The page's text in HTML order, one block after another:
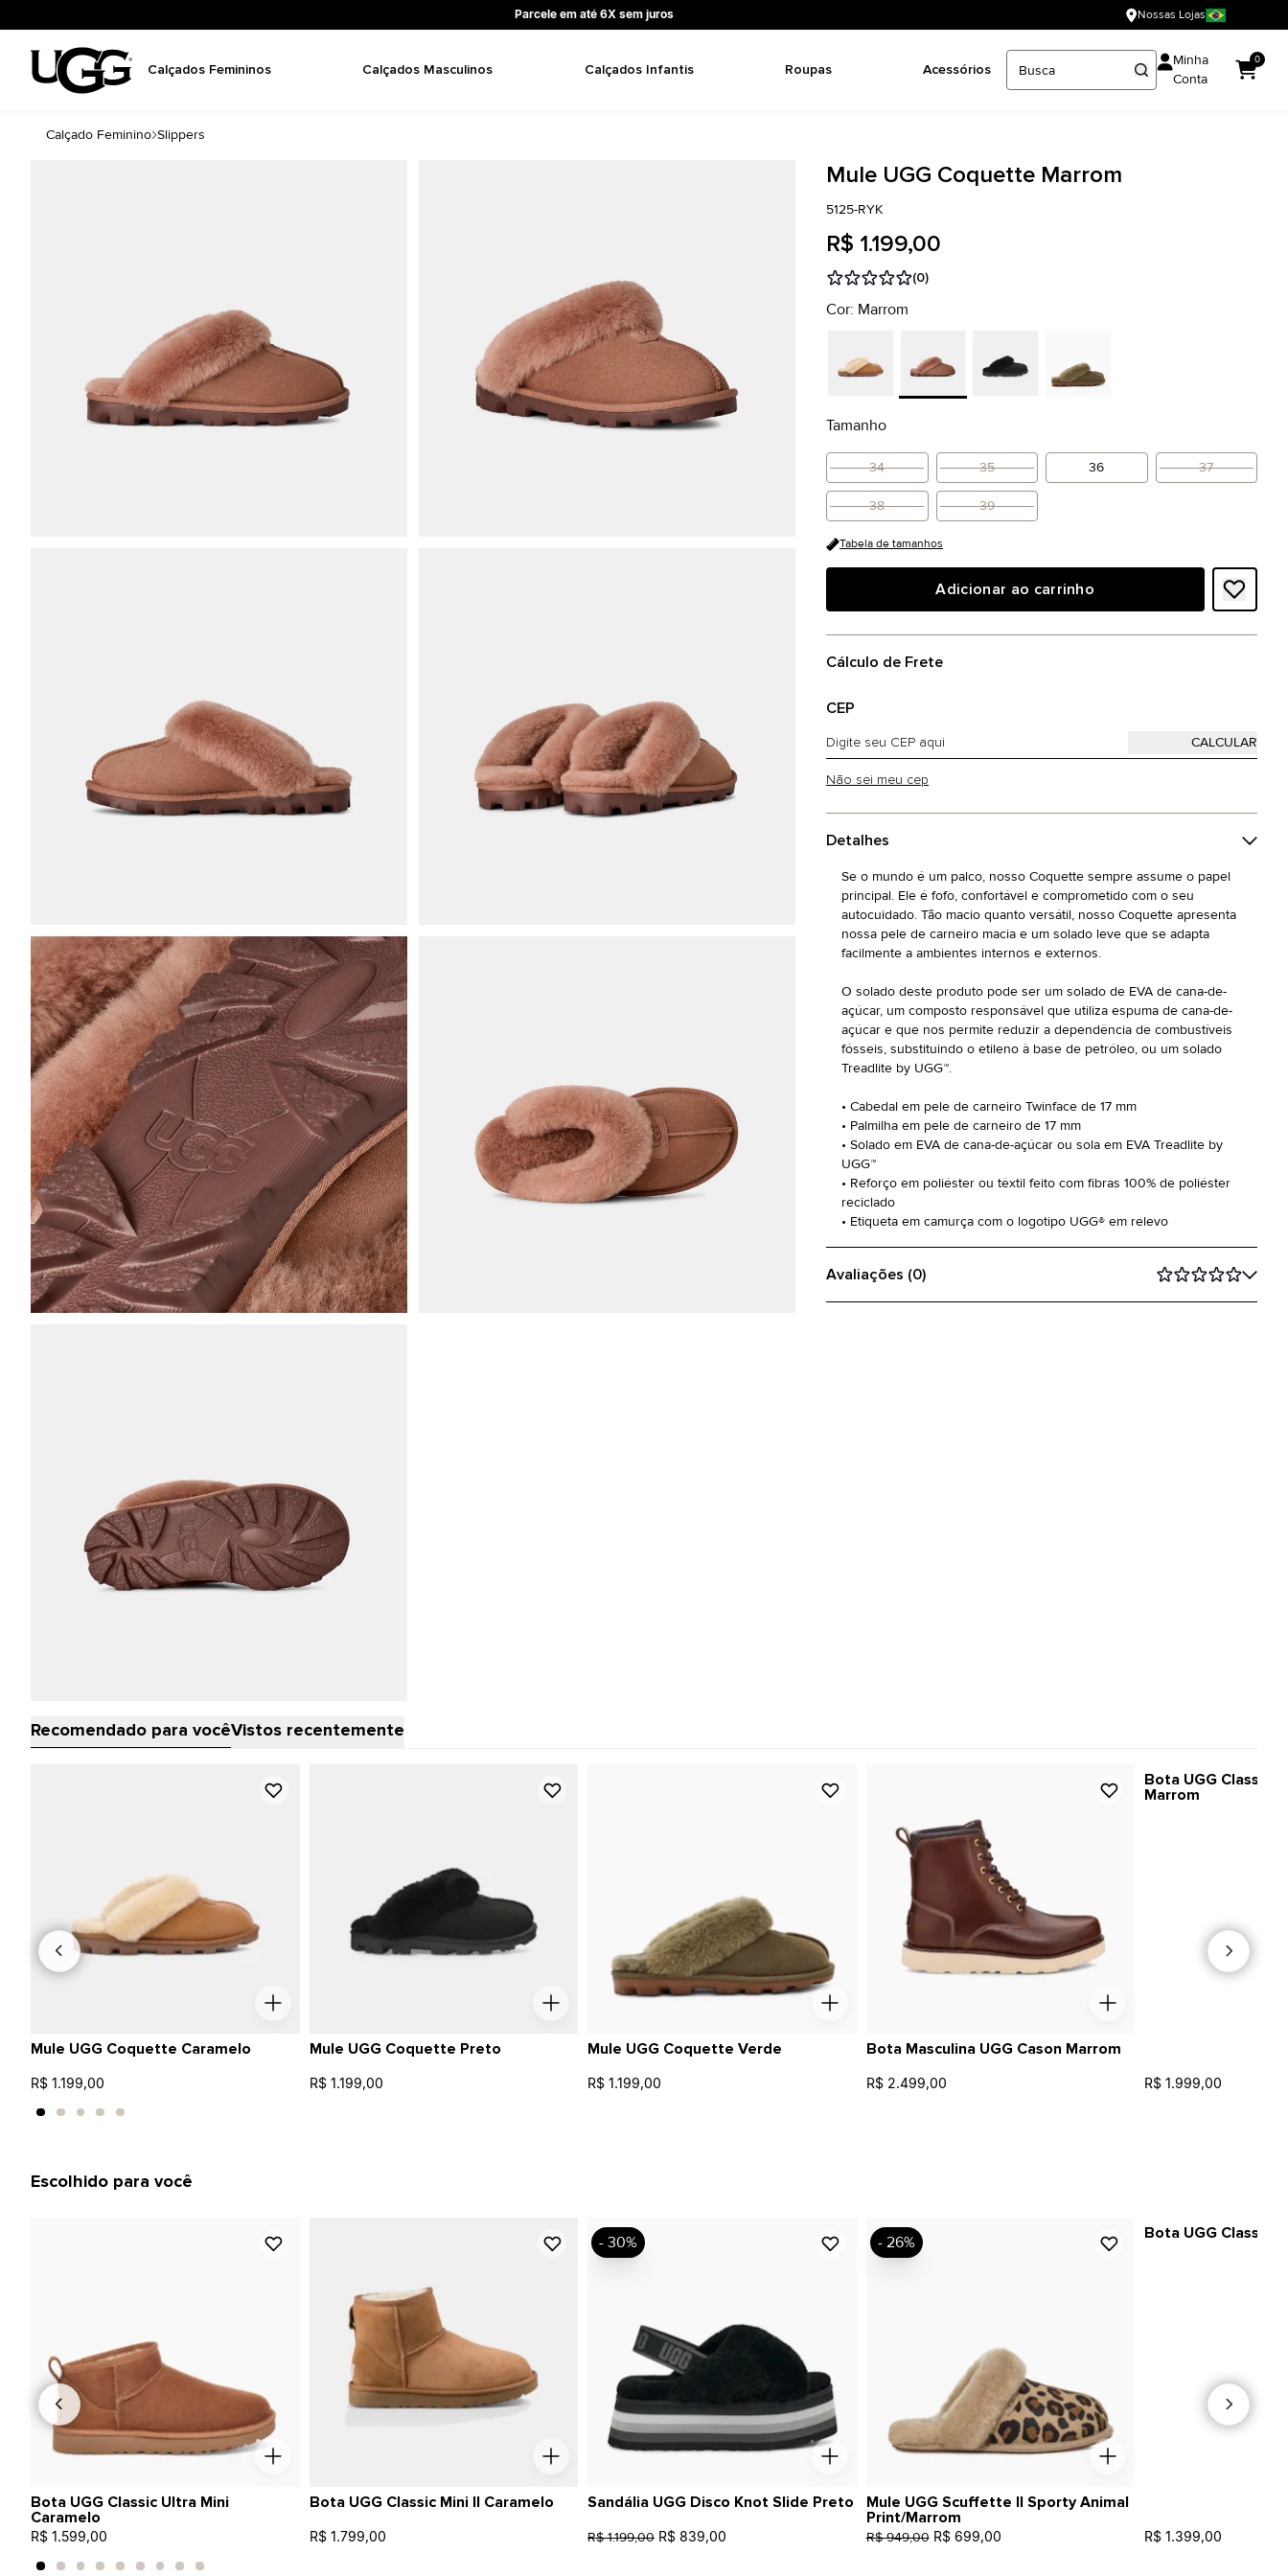
Parcele em até 6X sem juros Nossas Lojas
Calçados Femininos Calçados Masculinos Calçados Infantis Roupas Acessórios
Minha
Conta
0
Calçado Feminino Slippers
Mule UGG Coquette Marrom
5125-RYK
R$ 1.199,00
(0)
Cor: Marrom
Tamanho
34 35 36 37
38 39
Tabela de tamanhos
Adicionar ao carrinho
Cálculo de Frete
CEP
Não sei meu cep
Detalhes
Se o mundo é um palco, nosso Coquette sempre assume o papel
principal. Ele é fofo, confortável e comprometido com o seu
autocuidado. Tão macio quanto versátil, nosso Coquette apresenta
nossa pele de carneiro macia e um solado leve que se adapta
facilmente a ambientes internos e externos.
O solado deste produto pode ser um solado de EVA de cana-de-
açúcar, um composto responsável que utiliza espuma de cana-de-
açúcar e que nos permite reduzir a dependência de combustíveis
fósseis, substituindo o etileno à base de petróleo, ou um solado
Treadlite by UGG™.
• Cabedal em pele de carneiro Twinface de 17 mm
• Palmilha em pele de carneiro de 17 mm
• Solado em EVA de cana-de-açúcar ou sola em EVA Treadlite by
UGG™
• Reforço em poliéster ou têxtil feito com fibras 100% de poliéster
reciclado
• Etiqueta em camurça com o logotipo UGG® em relevo
Avaliações (0)
Recomendado para vocêVistos recentemente
Mule UGG Coquette Caramelo
R$ 1.199,00
Mule UGG Coquette Preto
R$ 1.199,00
Mule UGG Coquette Verde
R$ 1.199,00
Bota Masculina UGG Cason Marrom
R$ 2.499,00
Bota UGG Classic
Marrom
R$ 1.999,00
Escolhido para você
Bota UGG Classic Ultra Mini
Caramelo
R$ 1.599,00
Bota UGG Classic Mini II Caramelo
R$ 1.799,00
Sandália UGG Disco Knot Slide Preto
R$ 1.199,00 R$ 839,00
- 30%
Mule UGG Scuffette II Sporty Animal
Print/Marrom
R$ 949,00 R$ 699,00
- 26% Bota UGG Classic
R$ 1.399,00